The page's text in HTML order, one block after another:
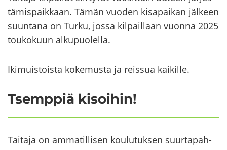
tä­mis­paik­kaan. Tämän vuo­den ki­sa­pai­kan jäl­keen
suun­ta­na on Turku, jossa kil­pail­laan vuon­na 2025
tou­ko­kuun al­ku­puo­lel­la.
Iki­muis­tois­ta ko­ke­mus­ta ja reis­sua kai­kil­le.
Tsemp­piä ki­soi­hin!
Tai­ta­ja on am­ma­til­li­sen kou­lu­tuk­sen suur­ta­pah­